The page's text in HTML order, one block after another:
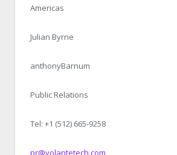
Americas
Julian Byrne
anthonyBarnum
Public Relations
Tel: +1 (512) 665-9258
pr@volantetech.com